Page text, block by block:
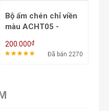
Bộ ấm chén chỉ viền
màu ACHT05 -
200.000₫
Đã bán 2270